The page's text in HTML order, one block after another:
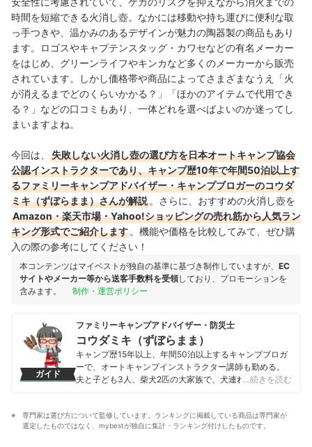
時間を短縮できる火消し壺。なかには移動や持ち運びに便利な取
っ手つきや、温かみのあるデザインが魅力の陶器製の商品もあり
ます。ロゴスやキャプテンスタッグ・カワセなどの有名メーカー
をはじめ、グリーンライフやキンカなど多くのメーカーから販売
されています。しかし価格帯や商品によってさまざまなうえ「火
が消えるまでどのくらいかかる？」「ほかのアイテムで代用でき
る？」などの口コミもあり、一体どれを選べばよいのか迷ってし
まいますよね。
今回は、
失敗しない火消し壺の選び方を日本オートキャンプ協会
公認インストラクターであり、キャンプ歴10年で年間50泊以上す
るファミリーキャンプアドバイザー・キャンプブロガーのコウダ
ミキ（ずぼらまま）さんが解説 。さらに、おすすめの火消し壺を
Amazon・楽天市場・Yahoo!ショッピングの売れ筋から人気ラン
キング形式でご紹介します 。機能や価格を比較してみて、ぜひ購
入の際の参考にしてください！
本コンテンツはマイベストが独自の基準に基づき制作していますが、 EC
サイトやメーカー等から送客手数料を受領しており、プロモーションを
含みます。
制作・運営ポリシー
ガイド
ファミリーキャンプアドバイザー・防災士
コウダミキ（ずぼらまま）
キャンプ歴15年以上、年間50泊以上するキャンプブロガ
ーで、オートキャンプインストラクター講師も勤める。
夫と子ども3人、柴犬2匹の大家族で、犬連れキャンプか
アウトドアライター、アウトドア誌への寄稿、アウトド
ア記事監修、YouTubeチャンネルでキャンプ場紹介など
…続きを読む
専門家は選び方について監修しています。ランキングに掲載している商品は専門家が
選定したものではなく、mybestが独自に集計・ランキング付けしたものです。